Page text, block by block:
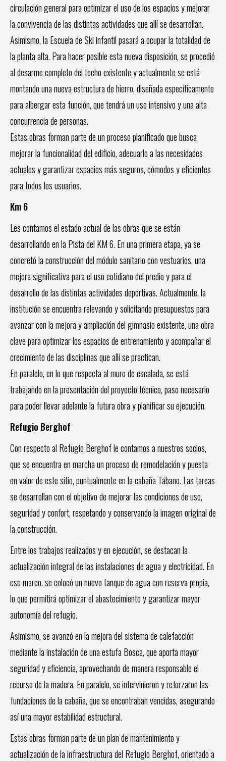
circulación general para optimizar el uso de los espacios y mejorar
la convivencia de las distintas actividades que allí se desarrollan.
Asimismo, la Escuela de Ski infantil pasará a ocupar la totalidad de
la planta alta. Para hacer posible esta nueva disposición, se procedió
al desarme completo del techo existente y actualmente se está
montando una nueva estructura de hierro, diseñada específicamente
para albergar esta función, que tendrá un uso intensivo y una alta
concurrencia de personas.
Estas obras forman parte de un proceso planificado que busca
mejorar la funcionalidad del edificio, adecuarlo a las necesidades
actuales y garantizar espacios más seguros, cómodos y eficientes
para todos los usuarios.
Km 6
Les contamos el estado actual de las obras que se están
desarrollando en la Pista del KM 6. En una primera etapa, ya se
concretó la construcción del módulo sanitario con vestuarios, una
mejora significativa para el uso cotidiano del predio y para el
desarrollo de las distintas actividades deportivas. Actualmente, la
institución se encuentra relevando y solicitando presupuestos para
avanzar con la mejora y ampliación del gimnasio existente, una obra
clave para optimizar los espacios de entrenamiento y acompañar el
crecimiento de las disciplinas que allí se practican.
En paralelo, en lo que respecta al muro de escalada, se está
trabajando en la presentación del proyecto técnico, paso necesario
para poder llevar adelante la futura obra y planificar su ejecución.
Refugio Berghof
Con respecto al Refugio Berghof le contamos a nuestros socios,
que se encuentra en marcha un proceso de remodelación y puesta
en valor de este sitio, puntualmente en la cabaña Tábano. Las tareas
se desarrollan con el objetivo de mejorar las condiciones de uso,
seguridad y confort, respetando y conservando la imagen original de
la construcción.
Entre los trabajos realizados y en ejecución, se destacan la
actualización integral de las instalaciones de agua y electricidad. En
ese marco, se colocó un nuevo tanque de agua con reserva propia,
lo que permitirá optimizar el abastecimiento y garantizar mayor
autonomía del refugio.
Asimismo, se avanzó en la mejora del sistema de calefacción
mediante la instalación de una estufa Bosca, que aporta mayor
seguridad y eficiencia, aprovechando de manera responsable el
recurso de la madera. En paralelo, se intervinieron y reforzaron las
fundaciones de la cabaña, que se encontraban vencidas, asegurando
así una mayor estabilidad estructural.
Estas obras forman parte de un plan de mantenimiento y
actualización de la infraestructura del Refugio Berghof, orientado a